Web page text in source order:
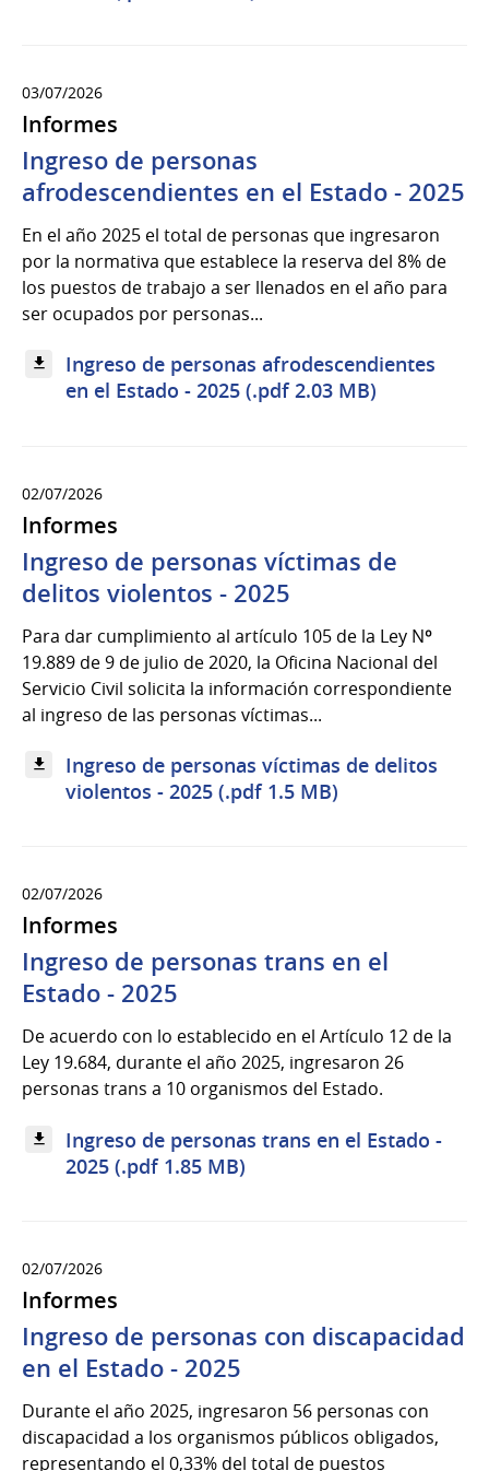
03/07/2026
Informes
Ingreso de personas
afrodescendientes en el Estado - 2025
En el año 2025 el total de personas que ingresaron
por la normativa que establece la reserva del 8% de
los puestos de trabajo a ser llenados en el año para
ser ocupados por personas...
Ingreso de personas afrodescendientes
en el Estado - 2025 (.pdf 2.03 MB)
02/07/2026
Informes
Ingreso de personas víctimas de
delitos violentos - 2025
Para dar cumplimiento al artículo 105 de la Ley Nº
19.889 de 9 de julio de 2020, la Oficina Nacional del
Servicio Civil solicita la información correspondiente
al ingreso de las personas víctimas...
Ingreso de personas víctimas de delitos
violentos - 2025 (.pdf 1.5 MB)
02/07/2026
Informes
Ingreso de personas trans en el
Estado - 2025
De acuerdo con lo establecido en el Artículo 12 de la
Ley 19.684, durante el año 2025, ingresaron 26
personas trans a 10 organismos del Estado.
Ingreso de personas trans en el Estado -
2025 (.pdf 1.85 MB)
02/07/2026
Informes
Ingreso de personas con discapacidad
en el Estado - 2025
Durante el año 2025, ingresaron 56 personas con
discapacidad a los organismos públicos obligados,
representando el 0,33% del total de puestos